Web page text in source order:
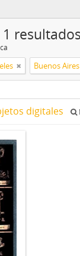
resultados
Buenos Aires
digitales